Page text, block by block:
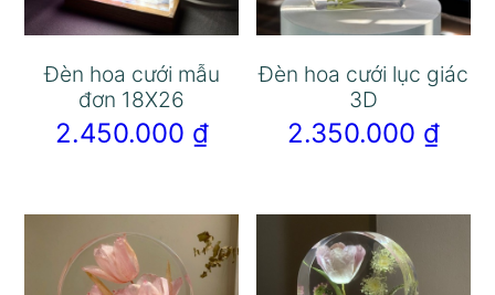
Đèn hoa cưới mẫu
đơn 18X26
2.450.000 ₫
Đèn hoa cưới lục giác
3D
2.350.000 ₫